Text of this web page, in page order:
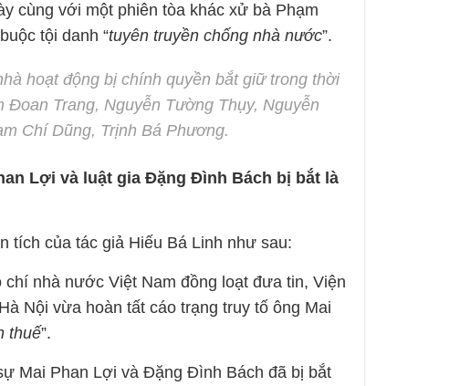
cùng với một phiên tòa khác xử bà Phạm
tội danh “tuyên truyền chống nhà nước”.
hoạt động bị chính quyền bắt giữ trong thời
Đoan Trang, Nguyễn Tường Thụy, Nguyễn
Chí Dũng, Trịnh Bá Phương.
Lợi và luật gia Đặng Đình Bách bị bắt là
tích của tác giả Hiếu Bá Linh như sau:
chí nhà nước Việt Nam đồng loạt đưa tin, Viện
Nội vừa hoàn tất cáo trạng truy tố ông Mai
thuế”.
Mai Phan Lợi và Đặng Đình Bách đã bị bắt